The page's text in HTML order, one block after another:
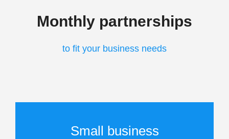
Monthly partnerships
to fit your business needs
Small business